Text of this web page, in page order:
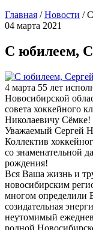
Главная /Новости /
04 марта 2021
С юбилеем,
4 марта 55 лет
Новосибирской
совета хоккейного
Николаевичу Сёмке!
Уважаемый Сергей
Коллектив
со знаменательной
рождения!
Вся Ваша жизнь и
новосибирским
многом определили
созидательная
неутомимый
родной